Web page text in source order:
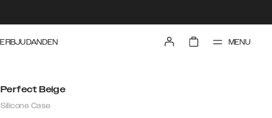
ERBJUDANDEN MENU
Perfect Beige
Silicone Case